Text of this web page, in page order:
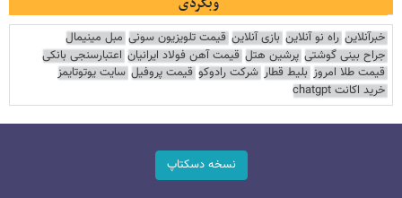
خبرآنلاین راه نو آنلاین بازی آنلاین قیمت تلویزیون سونی مبل مینیمال
جراح بینی گوشتی پرشین هتل قیمت آهن فولاد ایرانیان اعتبارسنجی بانکی
قیمت طلا امروز بلیط قطار شرکت رادوکو قیمت پروفیل سایت یوتوتایمز
خرید اکانت chatgpt
نسخه دسکتاپ